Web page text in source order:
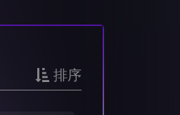
排序